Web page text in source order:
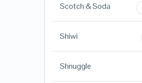
Scotch & Soda
Shiwi
Shnuggle